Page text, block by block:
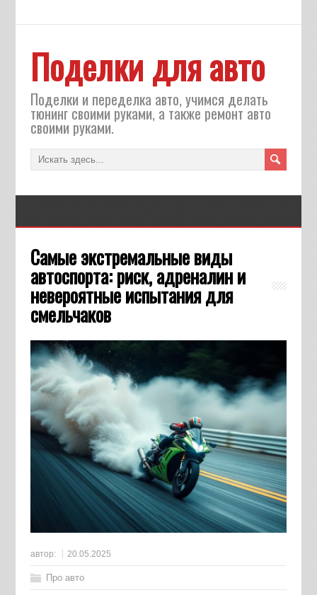
Поделки для авто
Поделки и переделка авто, учимся делать
тюнинг своими руками, а также ремонт авто
своими руками.
Самые экстремальные виды
автоспорта: риск, адреналин и
невероятные испытания для
смельчаков
автор: 20.05.2025
Про авто